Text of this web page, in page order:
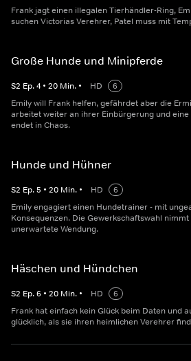
Frank jagt einen illegalen Tierhändler-Ring,
suchen Victorias Verehrer, Patel muss mit
Große Hunde und Minipferde
S2 Ep.4 • 20 Min. • HD
6
Emily will Frank helfen, gefährdet aber die
arbeitet weiter an ihrer Einbürgerung und eine
endet in Chaos.
Hunde und Hühner
S2 Ep.5 • 20 Min. • HD
6
Emily engagiert einen Hundetrainer - mit
Konsequenzen. Die Gewerkschaftswahl
unerwartete Wendung.
Häschen und Hündchen
S2 Ep.6 • 20 Min. • HD
6
Frank hat einfach kein Glück beim Daten und
glücklich, als sie ihren heimlichen Verehrer